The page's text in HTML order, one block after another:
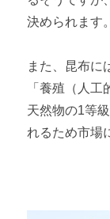
決められます。
また、昆布に
「養殖（人
天然物の1等
れるため市場